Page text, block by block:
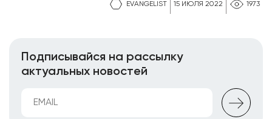
EVANGELIST 15 ИЮЛЯ 2022 1973
Подписывайся на рассылку
актуальных новостей